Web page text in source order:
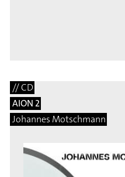
// CD
AION 2
Johannes Motschmann